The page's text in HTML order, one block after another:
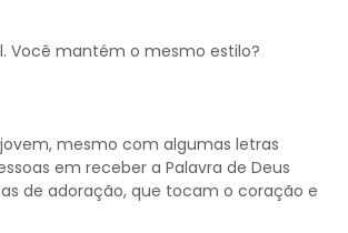
Você mantém o mesmo estilo?
mesmo com algumas letras
em receber a Palavra de Deus
de adoração, que tocam o coração e